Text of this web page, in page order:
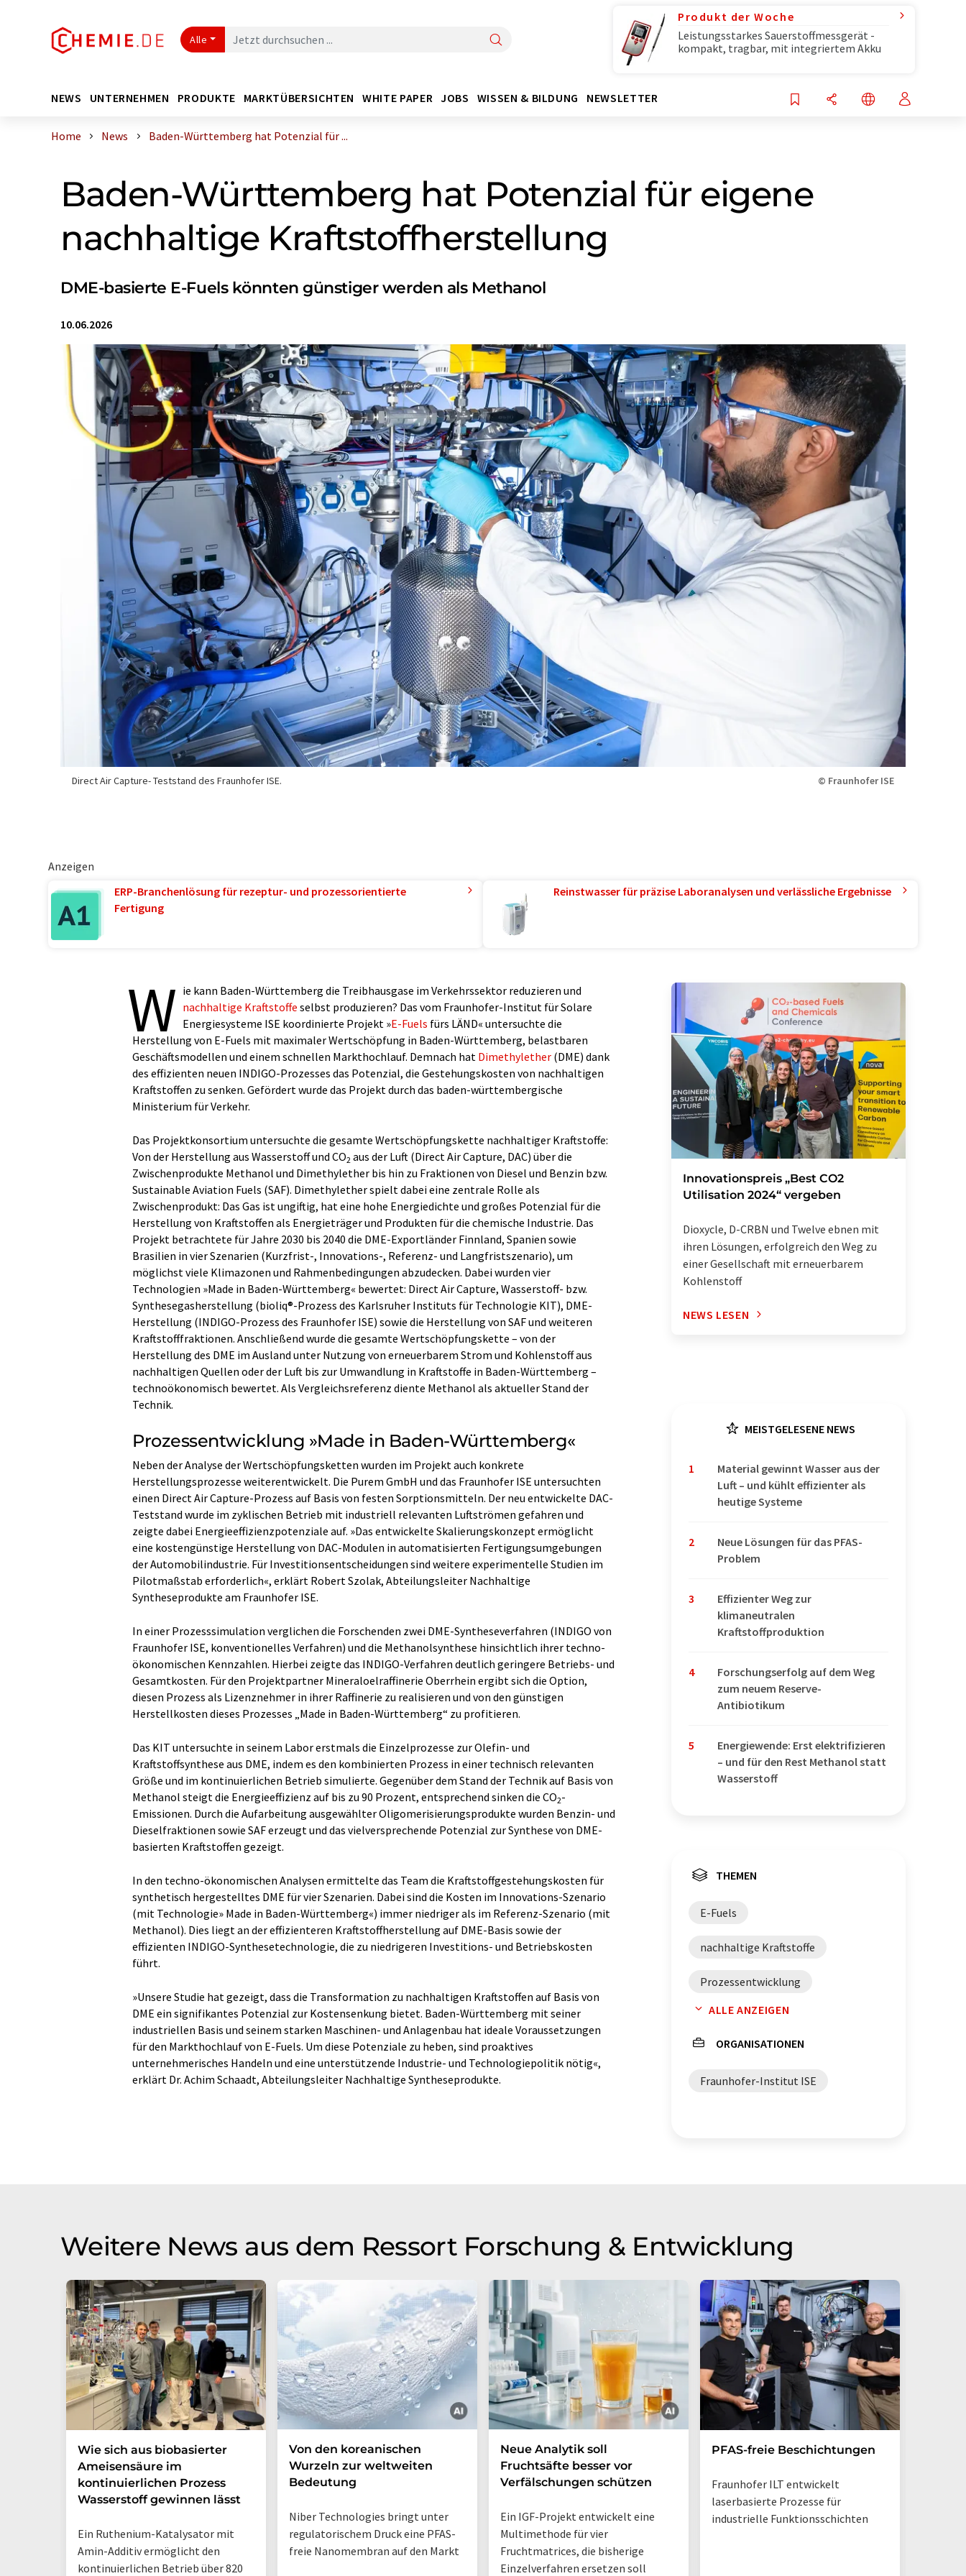
Alle
Produkt der Woche
Leistungsstarkes Sauerstoffmessgerät -
kompakt, tragbar, mit integriertem Akku
NEWS UNTERNEHMEN PRODUKTE MARKTÜBERSICHTEN WHITE PAPER JOBS WISSEN & BILDUNG NEWSLETTER
Home News Baden-Württemberg hat Potenzial für ...
Baden-Württemberg hat Potenzial für eigene
nachhaltige Kraftstoffherstellung
DME-basierte E-Fuels könnten günstiger werden als Methanol
10.06.2026
Direct Air Capture- Teststand des Fraunhofer ISE. © Fraunhofer ISE
Anzeigen
ERP-Branchenlösung für rezeptur- und prozessorientierte
Fertigung
Reinstwasser für präzise Laboranalysen und verlässliche Ergebnisse
W ie kann Baden-Württemberg die Treibhausgase im Verkehrssektor reduzieren und
nachhaltige Kraftstoffe selbst produzieren? Das vom Fraunhofer-Institut für Solare
Energiesysteme ISE koordinierte Projekt »E-Fuels fürs LÄND« untersuchte die
Herstellung von E-Fuels mit maximaler Wertschöpfung in Baden-Württemberg, belastbaren
Geschäftsmodellen und einem schnellen Markthochlauf. Demnach hat Dimethylether (DME) dank
des effizienten neuen INDIGO-Prozesses das Potenzial, die Gestehungskosten von nachhaltigen
Kraftstoffen zu senken. Gefördert wurde das Projekt durch das baden-württembergische
Ministerium für Verkehr.
Das Projektkonsortium untersuchte die gesamte Wertschöpfungskette nachhaltiger Kraftstoffe:
Von der Herstellung aus Wasserstoff und CO2 aus der Luft (Direct Air Capture, DAC) über die
Zwischenprodukte Methanol und Dimethylether bis hin zu Fraktionen von Diesel und Benzin bzw.
Sustainable Aviation Fuels (SAF). Dimethylether spielt dabei eine zentrale Rolle als
Zwischenprodukt: Das Gas ist ungiftig, hat eine hohe Energiedichte und großes Potenzial für die
Herstellung von Kraftstoffen als Energieträger und Produkten für die chemische Industrie. Das
Projekt betrachtete für Jahre 2030 bis 2040 die DME-Exportländer Finnland, Spanien sowie
Brasilien in vier Szenarien (Kurzfrist-, Innovations-, Referenz- und Langfristszenario), um
möglichst viele Klimazonen und Rahmenbedingungen abzudecken. Dabei wurden vier
Technologien »Made in Baden-Württemberg« bewertet: Direct Air Capture, Wasserstoff- bzw.
Synthesegasherstellung (bioliq®-Prozess des Karlsruher Instituts für Technologie KIT), DME-
Herstellung (INDIGO-Prozess des Fraunhofer ISE) sowie die Herstellung von SAF und weiteren
Kraftstofffraktionen. Anschließend wurde die gesamte Wertschöpfungskette – von der
Herstellung des DME im Ausland unter Nutzung von erneuerbarem Strom und Kohlenstoff aus
nachhaltigen Quellen oder der Luft bis zur Umwandlung in Kraftstoffe in Baden-Württemberg –
technoökonomisch bewertet. Als Vergleichsreferenz diente Methanol als aktueller Stand der
Technik.
Prozessentwicklung »Made in Baden-Württemberg«
Neben der Analyse der Wertschöpfungsketten wurden im Projekt auch konkrete
Herstellungsprozesse weiterentwickelt. Die Purem GmbH und das Fraunhofer ISE untersuchten
einen Direct Air Capture-Prozess auf Basis von festen Sorptionsmitteln. Der neu entwickelte DAC-
Teststand wurde im zyklischen Betrieb mit industriell relevanten Luftströmen gefahren und
zeigte dabei Energieeffizienzpotenziale auf. »Das entwickelte Skalierungskonzept ermöglicht
eine kostengünstige Herstellung von DAC-Modulen in automatisierten Fertigungsumgebungen
der Automobilindustrie. Für Investitionsentscheidungen sind weitere experimentelle Studien im
Pilotmaßstab erforderlich«, erklärt Robert Szolak, Abteilungsleiter Nachhaltige
Syntheseprodukte am Fraunhofer ISE.
In einer Prozesssimulation verglichen die Forschenden zwei DME-Syntheseverfahren (INDIGO von
Fraunhofer ISE, konventionelles Verfahren) und die Methanolsynthese hinsichtlich ihrer techno-
ökonomischen Kennzahlen. Hierbei zeigte das INDIGO-Verfahren deutlich geringere Betriebs- und
Gesamtkosten. Für den Projektpartner Mineraloelraffinerie Oberrhein ergibt sich die Option,
diesen Prozess als Lizenznehmer in ihrer Raffinerie zu realisieren und von den günstigen
Herstellkosten dieses Prozesses „Made in Baden-Württemberg“ zu profitieren.
Das KIT untersuchte in seinem Labor erstmals die Einzelprozesse zur Olefin- und
Kraftstoffsynthese aus DME, indem es den kombinierten Prozess in einer technisch relevanten
Größe und im kontinuierlichen Betrieb simulierte. Gegenüber dem Stand der Technik auf Basis von
Methanol steigt die Energieeffizienz auf bis zu 90 Prozent, entsprechend sinken die CO2-
Emissionen. Durch die Aufarbeitung ausgewählter Oligomerisierungsprodukte wurden Benzin- und
Dieselfraktionen sowie SAF erzeugt und das vielversprechende Potenzial zur Synthese von DME-
basierten Kraftstoffen gezeigt.
In den techno-ökonomischen Analysen ermittelte das Team die Kraftstoffgestehungskosten für
synthetisch hergestelltes DME für vier Szenarien. Dabei sind die Kosten im Innovations-Szenario
(mit Technologie» Made in Baden-Württemberg«) immer niedriger als im Referenz-Szenario (mit
Methanol). Dies liegt an der effizienteren Kraftstoffherstellung auf DME-Basis sowie der
effizienten INDIGO-Synthesetechnologie, die zu niedrigeren Investitions- und Betriebskosten
führt.
»Unsere Studie hat gezeigt, dass die Transformation zu nachhaltigen Kraftstoffen auf Basis von
DME ein signifikantes Potenzial zur Kostensenkung bietet. Baden-Württemberg mit seiner
industriellen Basis und seinem starken Maschinen- und Anlagenbau hat ideale Voraussetzungen
für den Markthochlauf von E-Fuels. Um diese Potenziale zu heben, sind proaktives
unternehmerisches Handeln und eine unterstützende Industrie- und Technologiepolitik nötig«,
erklärt Dr. Achim Schaadt, Abteilungsleiter Nachhaltige Syntheseprodukte.
Innovationspreis „Best CO2
Utilisation 2024“ vergeben
Dioxycle, D-CRBN und Twelve ebnen mit
ihren Lösungen, erfolgreich den Weg zu
einer Gesellschaft mit erneuerbarem
Kohlenstoff
NEWS LESEN
MEISTGELESENE NEWS
1
Material gewinnt Wasser aus der
Luft – und kühlt effizienter als
heutige Systeme
2
Neue Lösungen für das PFAS-
Problem
3
Effizienter Weg zur
klimaneutralen
Kraftstoffproduktion
4
Forschungserfolg auf dem Weg
zum neuem Reserve-
Antibiotikum
5
Energiewende: Erst elektrifizieren
– und für den Rest Methanol statt
Wasserstoff
THEMEN
E-Fuels
nachhaltige Kraftstoffe
Prozessentwicklung
Kraftstoffe Dimethylether
ALLE ANZEIGEN
ORGANISATIONEN
Fraunhofer-Institut ISE
Weitere News aus dem Ressort Forschung & Entwicklung
Wie sich aus biobasierter
Ameisensäure im
kontinuierlichen Prozess
Wasserstoff gewinnen lässt
Ein Ruthenium-Katalysator mit
Amin-Additiv ermöglicht den
kontinuierlichen Betrieb über 820
Von den koreanischen
Wurzeln zur weltweiten
Bedeutung
Niber Technologies bringt unter
regulatorischem Druck eine PFAS-
freie Nanomembran auf den Markt
Neue Analytik soll
Fruchtsäfte besser vor
Verfälschungen schützen
Ein IGF-Projekt entwickelt eine
Multimethode für vier
Fruchtmatrices, die bisherige
Einzelverfahren ersetzen soll
PFAS-freie Beschichtungen
Fraunhofer ILT entwickelt
laserbasierte Prozesse für
industrielle Funktionsschichten